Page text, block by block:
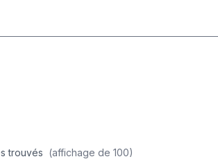
trouvés (affichage de 100)